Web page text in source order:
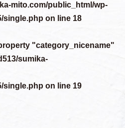
mito.com/public_html/wp-
single.php on line 18
"category_nicename"
sumika-
single.php on line 19